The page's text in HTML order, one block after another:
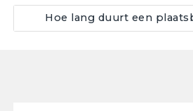
Hoe lang duurt een